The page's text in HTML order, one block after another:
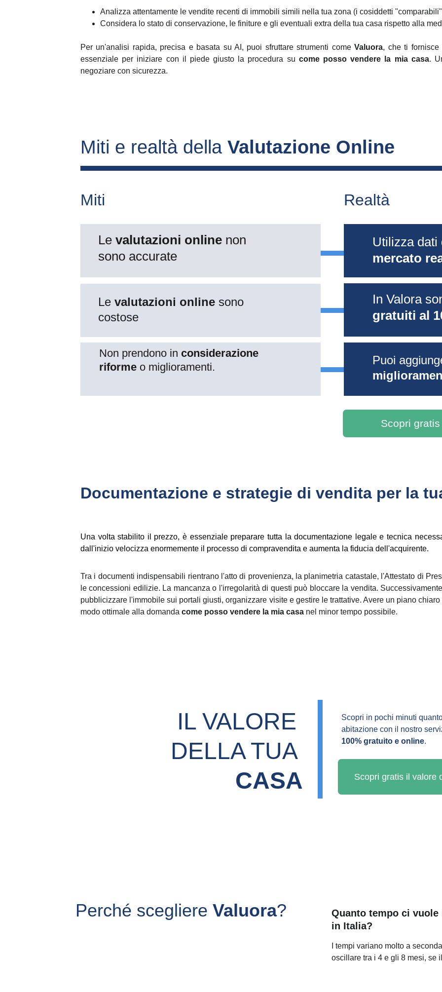
Analizza attentamente le vendite recenti di immobili simili nella tua zona (i cosiddetti
Considera lo stato di conservazione, le finiture e gli eventuali extra della tua casa rispetto alla
Per un'analisi rapida, precisa e basata su AI, puoi sfruttare strumenti comeValuora, che ti fornisce
essenziale per iniziare con il piede giusto la procedura su come posso vendere la mia casa.
negoziare con sicurezza.
Scopri
Miti e realtà della Valutazione Online
Miti Realtà
Le valutazioni online non
sono accurate
Le valutazioni online sono
costose
Non prendono in considerazione
riforme o miglioramenti.
Utilizza dati
mercato
In Valora
gratuiti al
Puoi
Documentazione e strategie di vendita per la
Una volta stabilito il prezzo, è essenziale preparare tutta la documentazione legale e tecnica
dall'inizio velocizza enormemente il processo di compravendita e aumenta la fiducia dell'acquirente.
Tra i documenti indispensabili rientrano l'atto di provenienza, la planimetria catastale, l'Attestato di
le concessioni edilizie. La mancanza o l'irregolarità di questi può bloccare la vendita.
pubblicizzare l'immobile sui portali giusti, organizzare visite e gestire le trattative. Avere un piano
modo ottimale alla domanda come posso vendere la mia casa nel minor tempo possibile.
IL VALORE
DELLA TUA
CASA
Scopri gratis il valore
Scopri in pochi minuti
abitazione con il nostro
100% gratuito e online.
Perché scegliere Valuora?
Quanto tempo ci vuole
in Italia?
I tempi variano molto a
oscillare tra i 4 e gli 8 mesi, se